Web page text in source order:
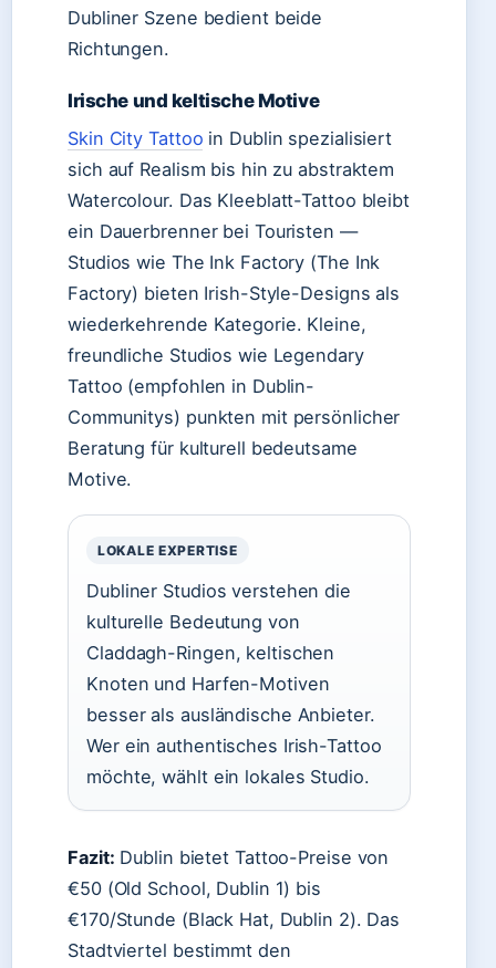
Dubliner Szene bedient beide
Richtungen.
Irische und keltische Motive
Skin City Tattoo in Dublin spezialisiert
sich auf Realism bis hin zu abstraktem
Watercolour. Das Kleeblatt-Tattoo bleibt
ein Dauerbrenner bei Touristen —
Studios wie The Ink Factory (The Ink
Factory) bieten Irish-Style-Designs als
wiederkehrende Kategorie. Kleine,
freundliche Studios wie Legendary
Tattoo (empfohlen in Dublin-
Communitys) punkten mit persönlicher
Beratung für kulturell bedeutsame
Motive.
LOKALE EXPERTISE
Dubliner Studios verstehen die
kulturelle Bedeutung von
Claddagh-Ringen, keltischen
Knoten und Harfen-Motiven
besser als ausländische Anbieter.
Wer ein authentisches Irish-Tattoo
möchte, wählt ein lokales Studio.
Fazit: Dublin bietet Tattoo-Preise von
€50 (Old School, Dublin 1) bis
€170/Stunde (Black Hat, Dublin 2). Das
Stadtviertel bestimmt den